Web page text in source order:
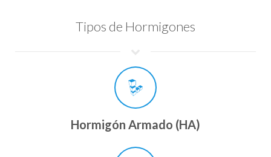
Tipos de Hormigones
Hormigón Armado (HA)